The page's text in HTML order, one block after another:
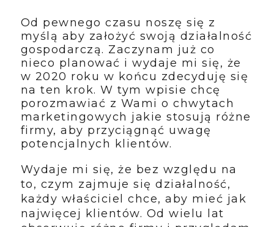
Od pewnego czasu noszę się z
myślą aby założyć swoją działalność
gospodarczą. Zaczynam już co
nieco planować i wydaje mi się, że
w 2020 roku w końcu zdecyduję się
na ten krok. W tym wpisie chcę
porozmawiać z Wami o chwytach
marketingowych jakie stosują różne
firmy, aby przyciągnąć uwagę
potencjalnych klientów.
Wydaje mi się, że bez względu na
to, czym zajmuje się działalność,
każdy właściciel chce, aby mieć jak
najwięcej klientów. Od wielu lat